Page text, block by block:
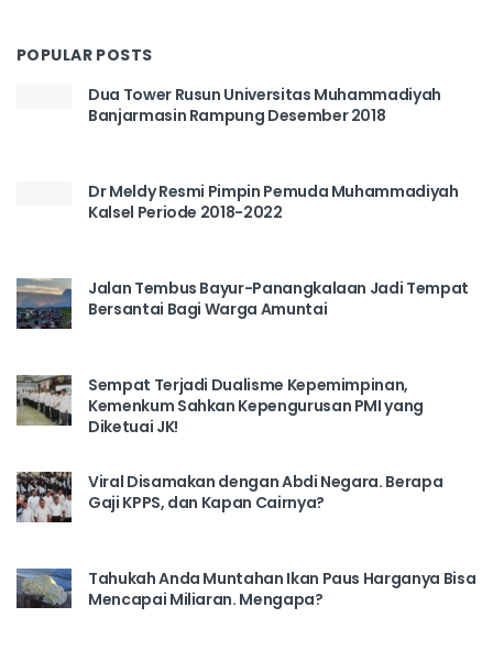
POPULAR POSTS
Dua Tower Rusun Universitas Muhammadiyah
Banjarmasin Rampung Desember 2018
Dr Meldy Resmi Pimpin Pemuda Muhammadiyah
Kalsel Periode 2018-2022
Jalan Tembus Bayur-Panangkalaan Jadi Tempat
Bersantai Bagi Warga Amuntai
Sempat Terjadi Dualisme Kepemimpinan,
Kemenkum Sahkan Kepengurusan PMI yang
Diketuai JK!
Viral Disamakan dengan Abdi Negara. Berapa
Gaji KPPS, dan Kapan Cairnya?
Tahukah Anda Muntahan Ikan Paus Harganya Bisa
Mencapai Miliaran. Mengapa?